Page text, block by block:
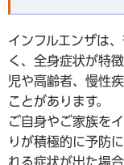
インフルエンザは
く、全身症状が特
児や高齢者、慢性
ことがあります。
ご自身やご家族を
りが積極的に予防
れる症状が出た場